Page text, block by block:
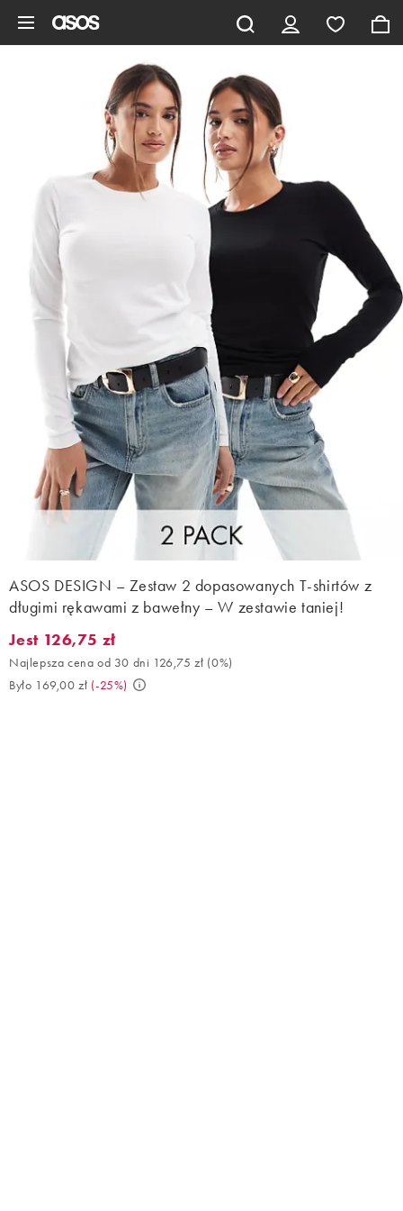
ASOS DESIGN – Zestaw 2 dopasowanych T-shirtów z
długimi rękawami z bawełny – W zestawie taniej!
Jest 126,75 zł. Najlepsza cena od 30 dni 126,75 zł (0%). Było
Jest 126,75 zł
Najlepsza cena od 30 dni 126,75 zł (0%)
Było 169,00 zł (-25%)